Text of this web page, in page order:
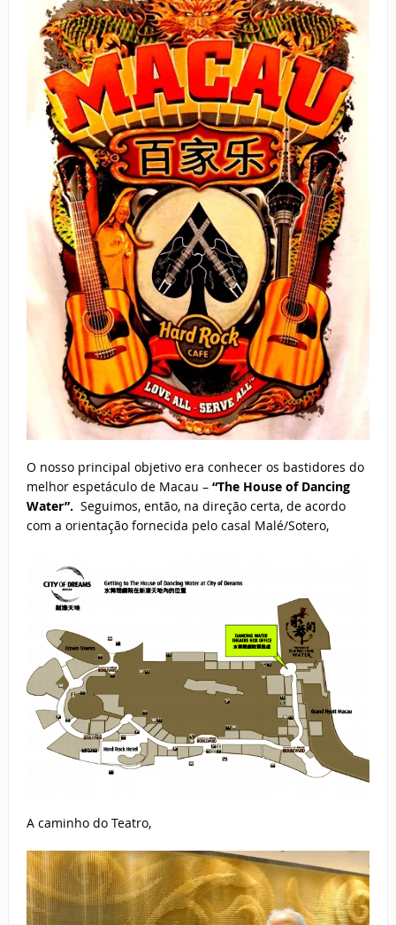
O nosso principal objetivo era conhecer os bastidores do
melhor espetáculo de Macau – “The House of Dancing
Water”. Seguimos, então, na direção certa, de acordo
com a orientação fornecida pelo casal Malé/Sotero,
A caminho do Teatro,